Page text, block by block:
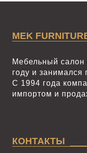
MEK
Мебельный
году и занимался
С 1994 года
импортом и
КОНТАКТЫ